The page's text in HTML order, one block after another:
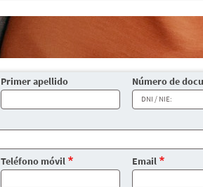
Primer apellido Número de
Teléfono móvil Email